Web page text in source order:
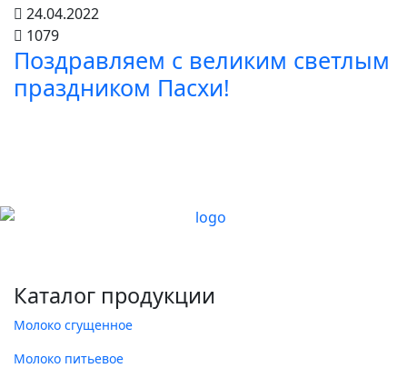
24.04.2022
1079
Поздравляем с великим светлым
праздником Пасхи!
Каталог продукции
Молоко сгущенное
Молоко питьевое